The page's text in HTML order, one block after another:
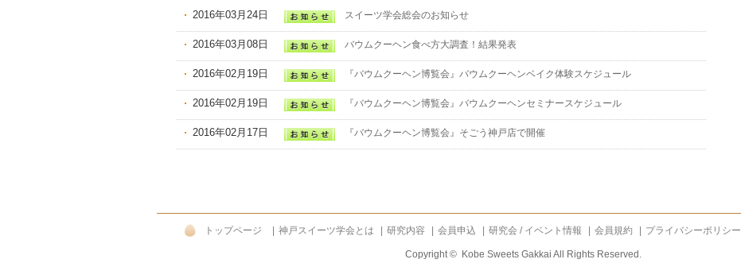
2016年03月24日 スイーツ学会総会のお知らせ
2016年03月08日 バウムクーヘン食べ方大調査！結果発表
2016年02月19日 『バウムクーヘン博覧会』バウムクーヘンベイク体験スケジュール
2016年02月19日 『バウムクーヘン博覧会』バウムクーヘンセミナースケジュール
2016年02月17日 『バウムクーヘン博覧会』そごう神戸店で開催
トップページ 神戸スイーツ学会とは 研究内容 会員申込 研究会 / イベント情報 会員規約 プライバシーポリシー
Copyright © Kobe Sweets Gakkai All Rights Reserved.